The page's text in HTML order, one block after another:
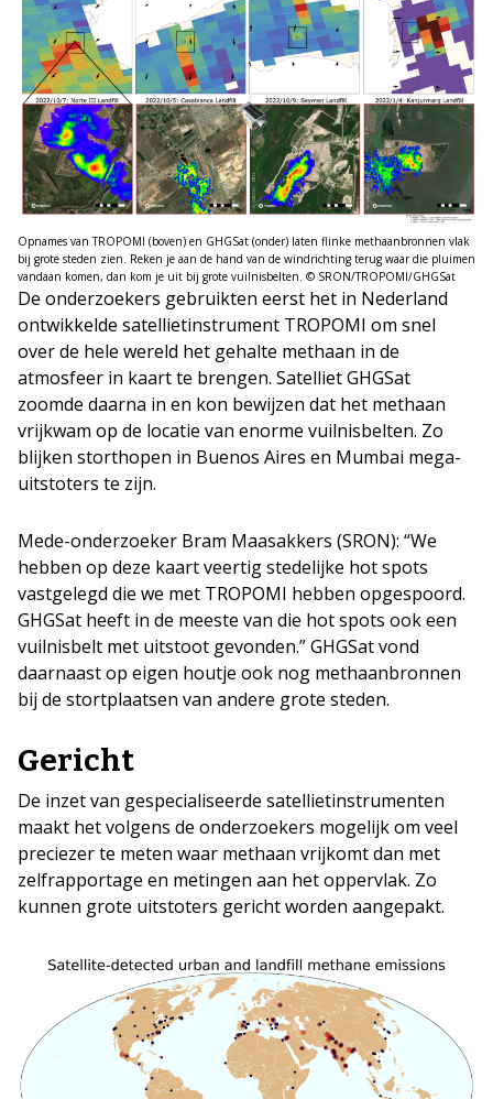
Opnames van TROPOMI (boven) en GHGSat (onder) laten flinke methaanbronnen vlak
bij grote steden zien. Reken je aan de hand van de windrichting terug waar die pluimen
vandaan komen, dan kom je uit bij grote vuilnisbelten. © SRON/TROPOMI/GHGSat
De onderzoekers gebruikten eerst het in Nederland
ontwikkelde satellietinstrument TROPOMI om snel
over de hele wereld het gehalte methaan in de
atmosfeer in kaart te brengen. Satelliet GHGSat
zoomde daarna in en kon bewijzen dat het methaan
vrijkwam op de locatie van enorme vuilnisbelten. Zo
blijken storthopen in Buenos Aires en Mumbai mega-
uitstoters te zijn.
Mede-onderzoeker Bram Maasakkers (SRON): “We
hebben op deze kaart veertig stedelijke hot spots
vastgelegd die we met TROPOMI hebben opgespoord.
GHGSat heeft in de meeste van die hot spots ook een
vuilnisbelt met uitstoot gevonden.” GHGSat vond
daarnaast op eigen houtje ook nog methaanbronnen
bij de stortplaatsen van andere grote steden.
Gericht
De inzet van gespecialiseerde satellietinstrumenten
maakt het volgens de onderzoekers mogelijk om veel
preciezer te meten waar methaan vrijkomt dan met
zelfrapportage en metingen aan het oppervlak. Zo
kunnen grote uitstoters gericht worden aangepakt.